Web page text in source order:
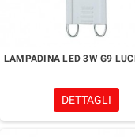
DETTAGLI